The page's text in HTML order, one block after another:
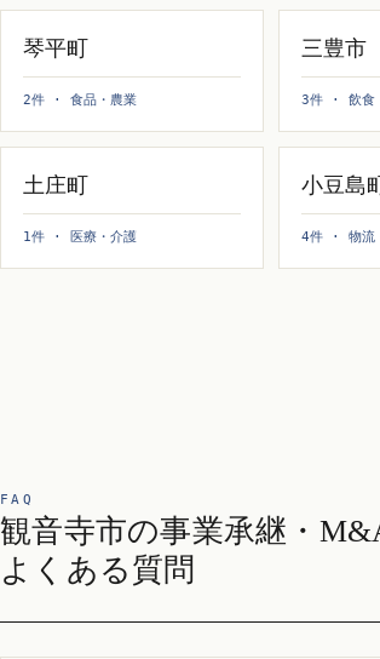
琴平町
2件 · 食品・農業
三豊市
3件 · 飲食
土庄町
1件 · 医療・介護
小豆島
4件 · 物流
FAQ
観音寺市の事業承継・
よくある質問